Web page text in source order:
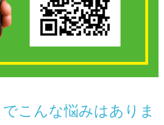
こんな悩みはありま